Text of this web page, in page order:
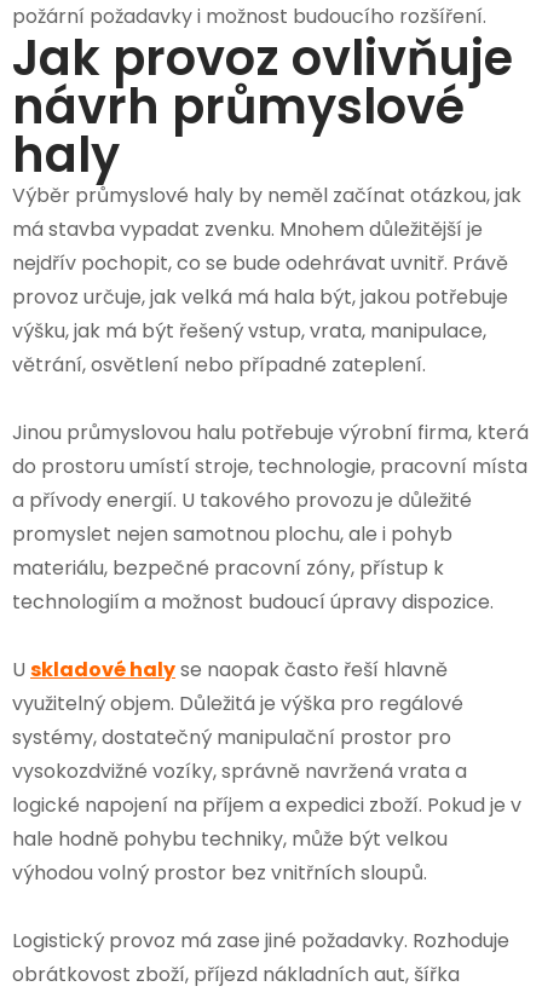
požární požadavky i možnost budoucího rozšíření.
Jak provoz ovlivňuje
návrh průmyslové
haly
Výběr průmyslové haly by neměl začínat otázkou, jak
má stavba vypadat zvenku. Mnohem důležitější je
nejdřív pochopit, co se bude odehrávat uvnitř. Právě
provoz určuje, jak velká má hala být, jakou potřebuje
výšku, jak má být řešený vstup, vrata, manipulace,
větrání, osvětlení nebo případné zateplení.
Jinou průmyslovou halu potřebuje výrobní firma, která
do prostoru umístí stroje, technologie, pracovní místa
a přívody energií. U takového provozu je důležité
promyslet nejen samotnou plochu, ale i pohyb
materiálu, bezpečné pracovní zóny, přístup k
technologiím a možnost budoucí úpravy dispozice.
U skladové halyse naopak často řeší hlavně
využitelný objem. Důležitá je výška pro regálové
systémy, dostatečný manipulační prostor pro
vysokozdvižné vozíky, správně navržená vrata a
logické napojení na příjem a expedici zboží. Pokud je v
hale hodně pohybu techniky, může být velkou
výhodou volný prostor bez vnitřních sloupů.
Logistický provoz má zase jiné požadavky. Rozhoduje
obrátkovost zboží, příjezd nákladních aut, šířka